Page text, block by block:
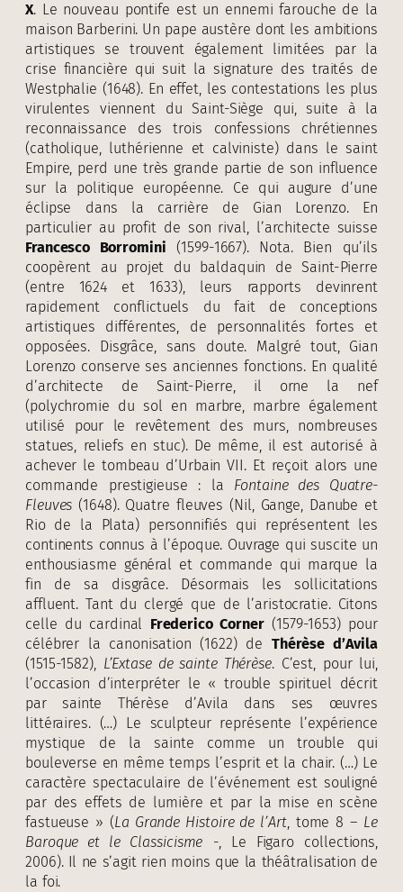
X. Le nouveau pontife est un ennemi farouche de la
maison Barberini. Un pape austère dont les ambitions
artistiques se trouvent également limitées par la
crise financière qui suit la signature des traités de
Westphalie (1648). En effet, les contestations les plus
virulentes viennent du Saint-Siège qui, suite à la
reconnaissance des trois confessions chrétiennes
(catholique, luthérienne et calviniste) dans le saint
Empire, perd une très grande partie de son influence
sur la politique européenne. Ce qui augure d’une
éclipse dans la carrière de Gian Lorenzo. En
particulier au profit de son rival, l’architecte suisse
Francesco Borromini (1599-1667). Nota. Bien qu’ils
coopèrent au projet du baldaquin de Saint-Pierre
(entre 1624 et 1633), leurs rapports devinrent
rapidement conflictuels du fait de conceptions
artistiques différentes, de personnalités fortes et
opposées. Disgrâce, sans doute. Malgré tout, Gian
Lorenzo conserve ses anciennes fonctions. En qualité
d’architecte de Saint-Pierre, il orne la nef
(polychromie du sol en marbre, marbre également
utilisé pour le revêtement des murs, nombreuses
statues, reliefs en stuc). De même, il est autorisé à
achever le tombeau d’Urbain VII. Et reçoit alors une
commande prestigieuse : la Fontaine des Quatre-
Fleuves (1648). Quatre fleuves (Nil, Gange, Danube et
Rio de la Plata) personnifiés qui représentent les
continents connus à l’époque. Ouvrage qui suscite un
enthousiasme général et commande qui marque la
fin de sa disgrâce. Désormais les sollicitations
affluent. Tant du clergé que de l’aristocratie. Citons
celle du cardinal Frederico Corner(1579-1653) pour
célébrer la canonisation (1622) de Thérèse d’Avila
(1515-1582), L’Extase de sainte Thérèse. C’est, pour lui,
l’occasion d’interpréter le « trouble spirituel décrit
par sainte Thérèse d’Avila dans ses œuvres
littéraires. (…) Le sculpteur représente l’expérience
mystique de la sainte comme un trouble qui
bouleverse en même temps l’esprit et la chair. (…) Le
caractère spectaculaire de l’événement est souligné
par des effets de lumière et par la mise en scène
fastueuse » (La Grande Histoire de l’Art, tome 8 – Le
Baroque et le Classicisme -, Le Figaro collections,
2006). Il ne s’agit rien moins que la théâtralisation de
la foi.